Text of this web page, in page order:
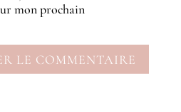
mon prochain